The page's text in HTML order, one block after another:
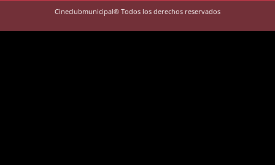
Cineclubmunicipal® Todos los derechos reservados